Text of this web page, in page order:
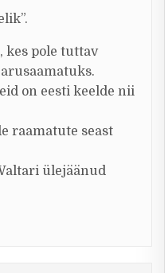
kes pole tuttav
on eesti keelde nii
raamatute seast
ülejäänud